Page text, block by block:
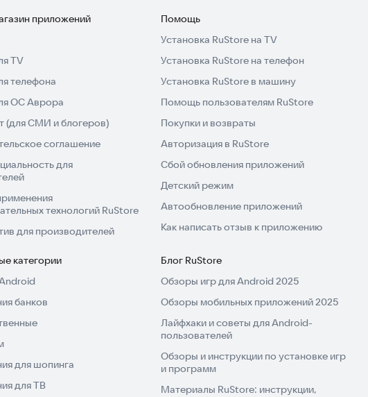
приложений
TV
телефона
ОС Аврора
(для СМИ и блогеров)
соглашение
для
технологий RuStore
для производителей
Помощь
Установка RuStore на TV
Установка RuStore на телефон
Установка RuStore в машину
Помощь пользователям RuStore
Покупки и возвраты
Авторизация в RuStore
Сбой обновления приложений
Детский режим
Автообновление приложений
Как написать отзыв к приложению
категории
банков
для шопинга
для ТВ
Блог RuStore
Обзоры игр для Android 2025
Обзоры мобильных приложений 2025
Лайфхаки и советы для Android-
пользователей
Обзоры и инструкции по установке игр
и программ
Материалы RuStore: инструкции,